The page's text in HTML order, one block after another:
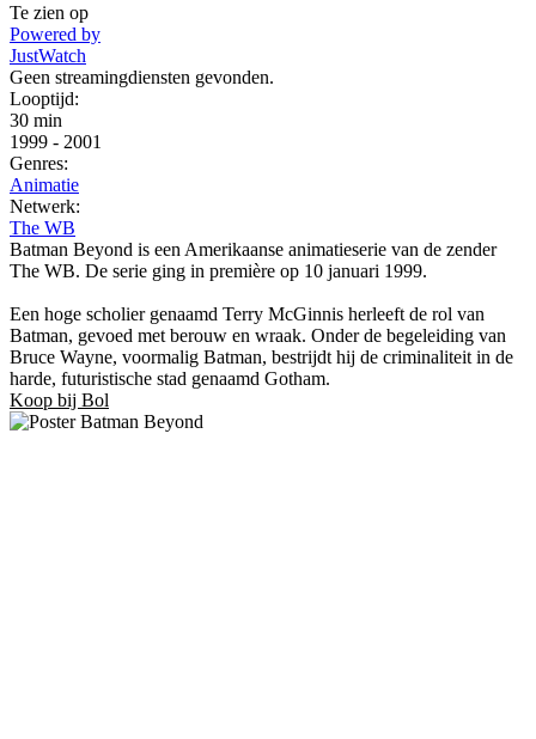
Te zien op
Powered by
JustWatch
Geen streamingdiensten gevonden.
Looptijd:
30 min
1999 - 2001
Genres:
Animatie
Netwerk:
The WB
Batman Beyond is een Amerikaanse animatieserie van de zender
The WB. De serie ging in première op 10 januari 1999.
Een hoge scholier genaamd Terry McGinnis herleeft de rol van
Batman, gevoed met berouw en wraak. Onder de begeleiding van
Bruce Wayne, voormalig Batman, bestrijdt hij de criminaliteit in de
harde, futuristische stad genaamd Gotham.
Koop bij Bol